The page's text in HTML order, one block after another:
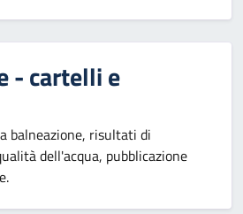
- cartelli e
balneazione, risultati di
dell'acqua, pubblicazione